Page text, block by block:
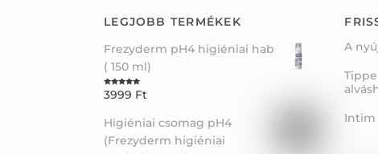
LEGJOBB TERMÉKEK
Frezyderm pH4 higiéniai hab
( 150 ml)
Rated5.00
out of 5
3999 Ft
Higiéniai csomag pH4
(Frezyderm higiéniai
A
Intim